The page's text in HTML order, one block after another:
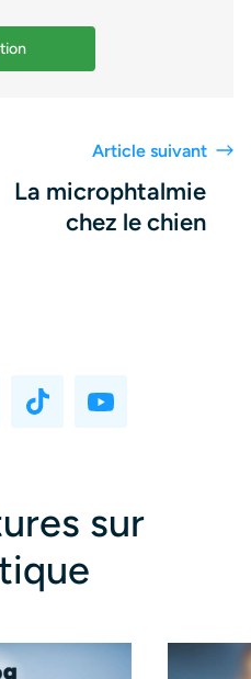
Article suivant
La microphtalmie
chez le chien
sur